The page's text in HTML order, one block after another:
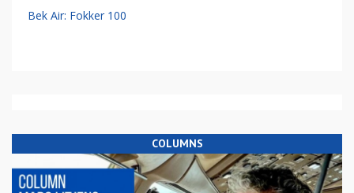
Bek Air: Fokker 100
COLUMNS